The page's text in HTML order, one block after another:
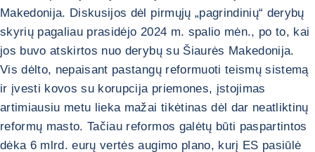
Makedonija. Diskusijos dėl pirmųjų „pagrindinių“ derybų
skyrių pagaliau prasidėjo 2024 m. spalio mėn., po to, kai
jos buvo atskirtos nuo derybų su Šiaurės Makedonija.
Vis dėlto, nepaisant pastangų reformuoti teismų sistemą
ir įvesti kovos su korupcija priemones, įstojimas
artimiausiu metu lieka mažai tikėtinas dėl dar neatliktinų
reformų masto. Tačiau reformos galėtų būti paspartintos
dėka 6 mlrd. eurų vertės augimo plano, kurį ES pasiūlė